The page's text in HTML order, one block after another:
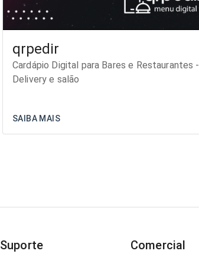
qrpedir
Cardápio Digital para Bares e Restaurantes -
Delivery e salão
SAIBA MAIS
Suporte Comercial